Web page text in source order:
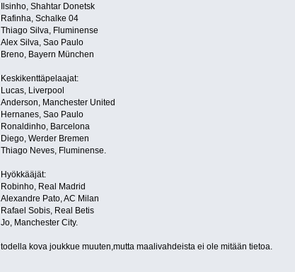
Ilsinho, Shahtar Donetsk
Rafinha, Schalke 04
Thiago Silva, Fluminense
Alex Silva, Sao Paulo
Breno, Bayern München
Keskikenttäpelaajat:
Lucas, Liverpool
Anderson, Manchester United
Hernanes, Sao Paulo
Ronaldinho, Barcelona
Diego, Werder Bremen
Thiago Neves, Fluminense.
Hyökkääjät:
Robinho, Real Madrid
Alexandre Pato, AC Milan
Rafael Sobis, Real Betis
Jo, Manchester City.
todella kova joukkue muuten,mutta maalivahdeista ei ole mitään tietoa.